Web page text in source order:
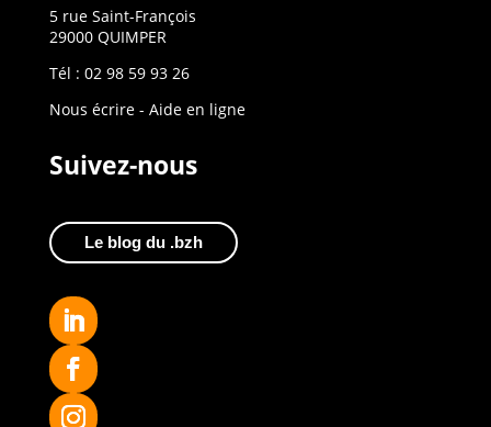
5 rue Saint-François
29000 QUIMPER
Tél : 02 98 59 93 26
Nous écrire - Aide en ligne
Suivez-nous
Le blog du .bzh